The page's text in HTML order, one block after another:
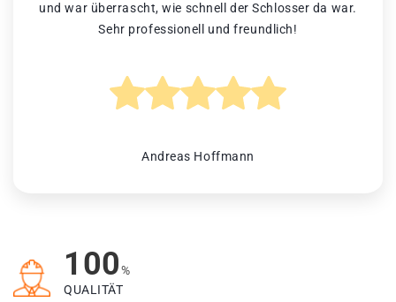
und war überrascht, wie schnell der Schlosser da war.
Sehr professionell und freundlich!
Andreas Hoffmann
100%
QUALITÄT